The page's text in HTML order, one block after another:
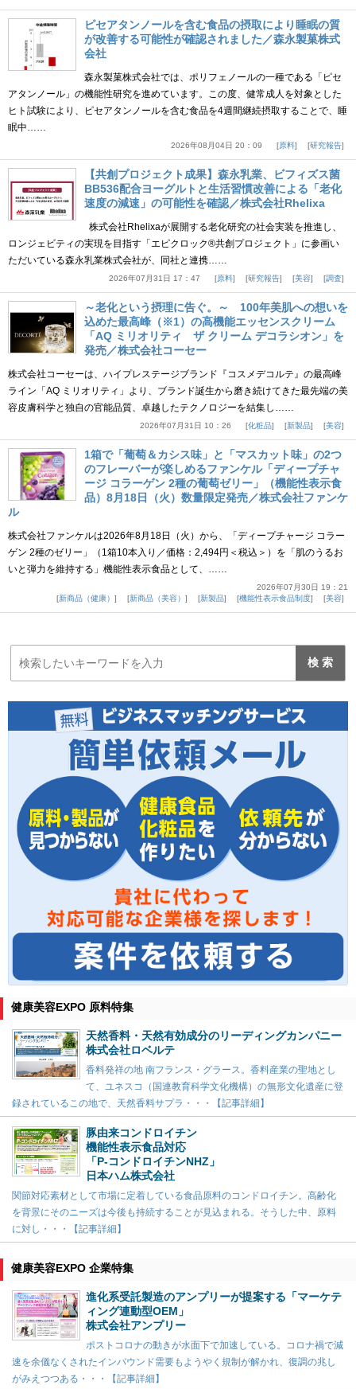
ピセアタンノールを含む食品の摂取により睡眠の質
が改善する可能性が確認されました／森永製菓株式
会社
森永製菓株式会社では、ポリフェノールの一種である「ピセ
アタンノール」の機能性研究を進めています。この度、健常成人を対象とした
ヒト試験により、ピセアタンノールを含む食品を4週間継続摂取することで、睡
眠中……
2026年08月04日 20：09 原料 研究報告
【共創プロジェクト成果】森永乳業、ビフィズス菌
BB536配合ヨーグルトと生活習慣改善による「老化
速度の減速」の可能性を確認／株式会社Rhelixa
株式会社Rhelixaが展開する老化研究の社会実装を推進し、
ロンジェビティの実現を目指す「エピクロック®共創プロジェクト」に参画い
ただいている森永乳業株式会社が、同社と連携……
2026年07月31日 17：47 原料 研究報告 美容 調査
～老化という摂理に告ぐ。～ 100年美肌への想いを
込めた最高峰（※1）の高機能エッセンスクリーム
「AQ ミリオリティ ザ クリーム デコラシオン」を
発売／株式会社コーセー
株式会社コーセーは、ハイプレステージブランド『コスメデコルテ』の最高峰
ライン「AQ ミリオリティ」より、ブランド誕生から磨き続けてきた最先端の美
容皮膚科学と独自の官能品質、卓越したテクノロジーを結集し……
2026年07月31日 10：26 化粧品 新製品 美容
1箱で「葡萄＆カシス味」と「マスカット味」の2つ
のフレーバーが楽しめるファンケル「ディープチャ
ージ コラーゲン 2種の葡萄ゼリー」（機能性表示食
品）8月18日（火）数量限定発売／株式会社ファンケ
ル
株式会社ファンケルは2026年8月18日（火）から、「ディープチャージ コラー
ゲン 2種のゼリー」（1箱10本入り／価格：2,494円＜税込＞）を「肌のうるお
いと弾力を維持する」機能性表示食品として、……
2026年07月30日 19：21
新商品（健康）
新商品（美容） 新製品 機能性表示食品制度 美容
健康美容EXPO 原料特集
天然香料・天然有効成分のリーディングカンパニー
株式会社ロベルテ
香料発祥の地 南フランス・グラース。香料産業の聖地とし
て、ユネスコ（国連教育科学文化機構）の無形文化遺産に登
録されているこの地で、天然香料サプラ・・・【記事詳細】
豚由来コンドロイチン
機能性表示食品対応
「P-コンドロイチンNHZ」
日本ハム株式会社
関節対応素材として市場に定着している食品原料のコンドロイチン。高齢化
を背景にそのニーズは今後も持続することが見込まれる。そうした中、原料
に対し・・・【記事詳細】
健康美容EXPO 企業特集
進化系受託製造のアンプリーが提案する「マーケテ
ィング連動型OEM」
株式会社アンプリー
ポストコロナの動きが水面下で加速している。コロナ禍で減
速を余儀なくされたインバウンド需要もようやく規制が解かれ、復調の兆し
がみえつつある・・・【記事詳細】